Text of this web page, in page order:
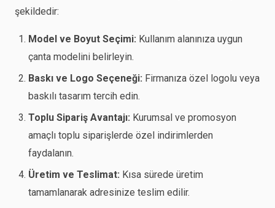
şekildedir:
Model ve Boyut Seçimi: Kullanım alanınıza uygun
çanta modelini belirleyin.
Baskı ve Logo Seçeneği: Firmanıza özel logolu veya
baskılı tasarım tercih edin.
Toplu Sipariş Avantajı: Kurumsal ve promosyon
amaçlı toplu siparişlerde özel indirimlerden
faydalanın.
Üretim ve Teslimat: Kısa sürede üretim
tamamlanarak adresinize teslim edilir.